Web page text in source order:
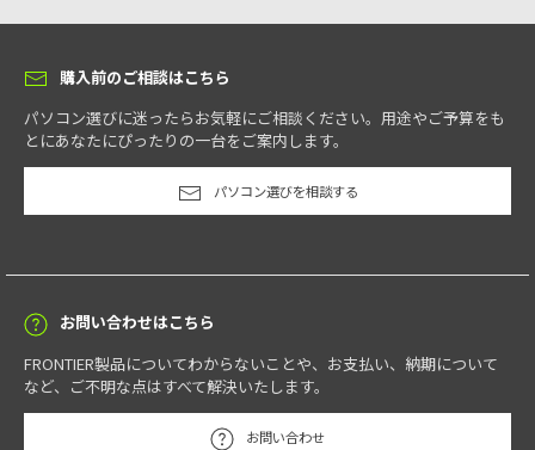
購入前のご相談はこちら
パソコン選びに迷ったらお気軽にご相談ください。用途やご予算をも
とにあなたにぴったりの一台をご案内します。
パソコン選びを相談する
お問い合わせはこちら
FRONTIER製品についてわからないことや、お支払い、納期について
など、ご不明な点はすべて解決いたします。
お問い合わせ